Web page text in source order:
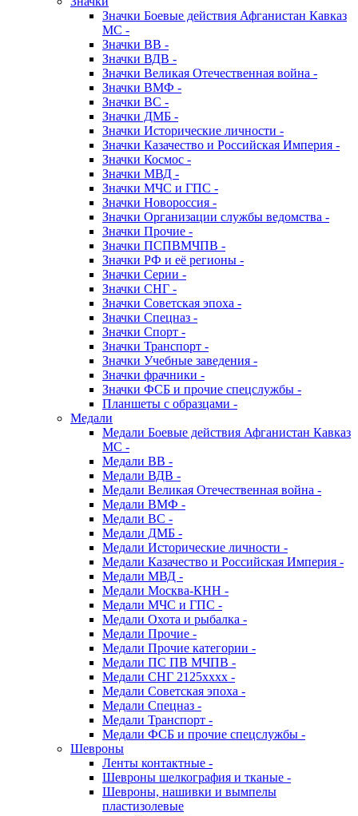
Значки Боевые действия Афганистан Кавказ
МС -
Значки ВВ -
Значки ВДВ -
Значки Великая Отечественная война -
Значки ВМФ -
Значки ВС -
Значки ДМБ -
Значки Исторические личности -
Значки Казачество и Российская Империя -
Значки Космос -
Значки МВД -
Значки МЧС и ГПС -
Значки Новороссия -
Значки Организации службы ведомства -
Значки Прочие -
Значки ПСПВМЧПВ -
Значки РФ и её регионы -
Значки Серии -
Значки СНГ -
Значки Советская эпоха -
Значки Спецназ -
Значки Спорт -
Значки Транспорт -
Значки Учебные заведения -
Значки фрачники -
Значки ФСБ и прочие спецслужбы -
Планшеты с образцами -
Медали
Медали Боевые действия Афганистан Кавказ
МС -
Медали ВВ -
Медали ВДВ -
Медали Великая Отечественная война -
Медали ВМФ -
Медали ВС -
Медали ДМБ -
Медали Исторические личности -
Медали Казачество и Российская Империя -
Медали МВД -
Медали Москва-КНН -
Медали МЧС и ГПС -
Медали Охота и рыбалка -
Медали Прочие -
Медали Прочие категории -
Медали ПС ПВ МЧПВ -
Медали СНГ 2125хххх -
Медали Советская эпоха -
Медали Спецназ -
Медали Транспорт -
Медали ФСБ и прочие спецслужбы -
Шевроны
Ленты контактные -
Шевроны шелкография и тканые -
Шевроны, нашивки и вымпелы
пластизолевые